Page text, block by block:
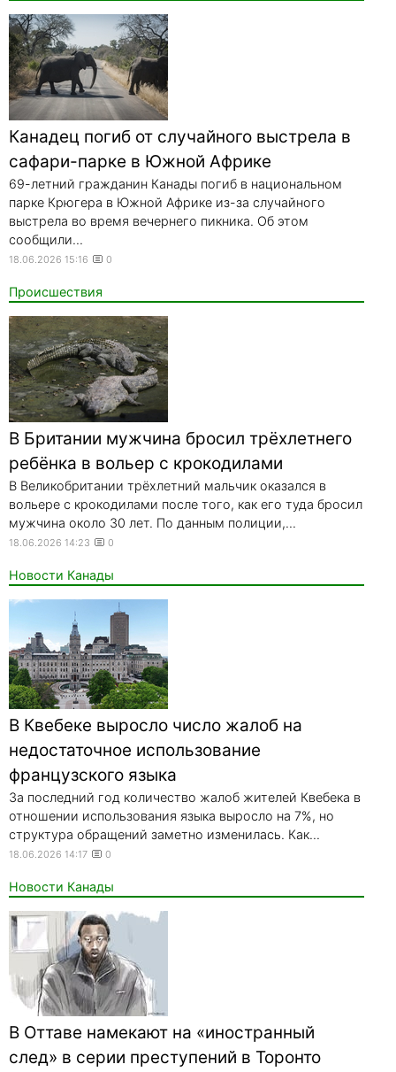
Канадец погиб от случайного выстрела в
сафари-парке в Южной Африке
69-летний гражданин Канады погиб в национальном
парке Крюгера в Южной Африке из-за случайного
выстрела во время вечернего пикника. Об этом
сообщили...
18.06.2026 15:16 0
Происшествия
В Британии мужчина бросил трёхлетнего
ребёнка в вольер с крокодилами
В Великобритании трёхлетний мальчик оказался в
вольере с крокодилами после того, как его туда бросил
мужчина около 30 лет. По данным полиции,...
18.06.2026 14:23 0
Новости Канады
В Квебеке выросло число жалоб на
недостаточное использование
французского языка
За последний год количество жалоб жителей Квебека в
отношении использования языка выросло на 7%, но
структура обращений заметно изменилась. Как...
18.06.2026 14:17 0
Новости Канады
В Оттаве намекают на «иностранный
след» в серии преступений в Торонто